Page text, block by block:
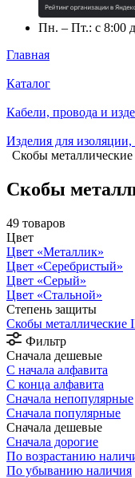
Пн. – Пт.: с 8:00
Главная
Каталог
Кабели, провода и
Изделия для
Скобы металлические
Скобы
49 товаров
Цвет
Цвет «Металлик»
Цвет «Серебристый»
Цвет «Серый»
Цвет «Стальной»
Степень защиты
Скобы металлические
Фильтр
Сначала дешевые
С начала алфавита
С конца алфавита
Сначала непопулярные
Сначала популярные
Сначала дешевые
Сначала дорогие
По возрастанию
По убыванию наличия